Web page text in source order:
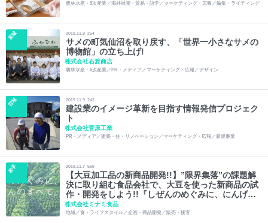
農林水産・6次産業／海外展開・貿易・語学／マーケティング・広報／編集・ライティング
宮城 2019.11.9 254
サメの町気仙沼を取り戻す、「世界一小さなサメの
博物館」の立ち上げ!
株式会社石渡商店
農林水産・6次産業／PR・メディア／マーケティング・広報／デザイン
宮城 2019.11.9 242
建設業のイメージ革新を目指す情報発信プロジェク
ト
株式会社菅原工業
PR・メディア／建築・住・リノベーション／マーケティング・広報／新規事業
岩手 2019.11.7 556
【大豆加工品の新商品開発!!】”限界集落”の課題解
決に取り組む食品会社で、大豆を使った新商品の試
作・開発をしよう!!『しぜんのめぐみに、にんげん
のすべて。』
株式会社ミナミ食品
地域／食・ライフスタイル／企画・商品開発／販売・接客